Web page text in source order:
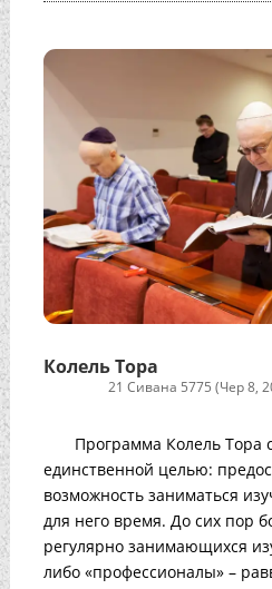
Колель Тора
21 Сивана 5775 (Чер 8,
Программа Колель Тора
единственной целью:
возможность заниматься
для него время. До сих пор
регулярно занимающихся
либо «профессионалы» –